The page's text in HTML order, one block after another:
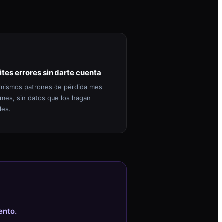
errores sin darte cuenta
patrones de pérdida mes
sin datos que los hagan